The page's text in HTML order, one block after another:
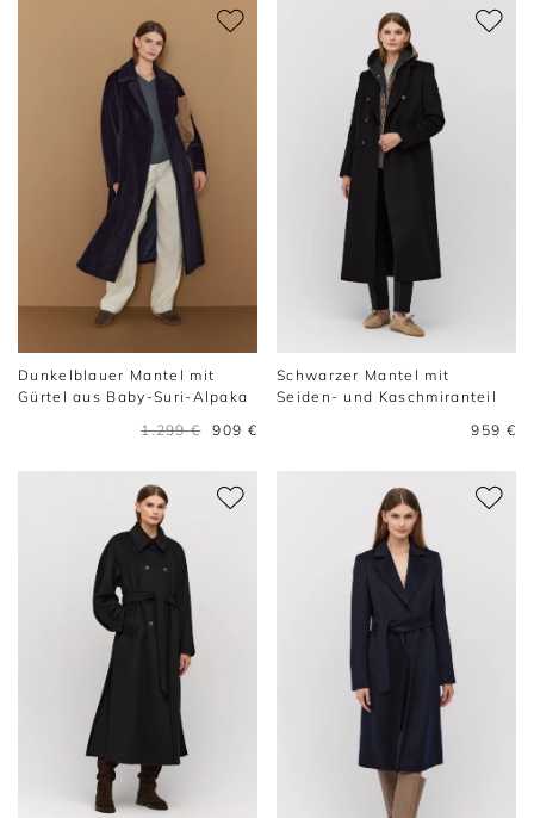
Dunkelblauer Mantel mit
Gürtel aus Baby-Suri-Alpaka
1.299 €
909 €
Schwarzer Mantel mit
Seiden- und Kaschmiranteil
959 €